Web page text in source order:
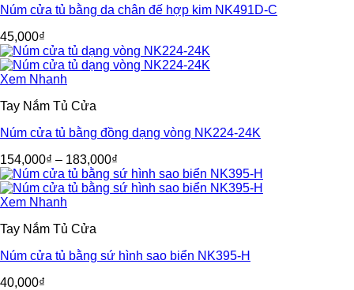
Núm cửa tủ bằng da chân đế hợp kim NK491D-C
45,000₫
Xem Nhanh
Tay Nắm Tủ Cửa
Núm cửa tủ bằng đồng dạng vòng NK224-24K
154,000₫ – 183,000₫
Xem Nhanh
Tay Nắm Tủ Cửa
Núm cửa tủ bằng sứ hình sao biển NK395-H
40,000₫